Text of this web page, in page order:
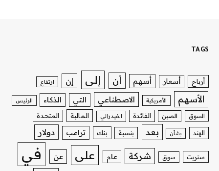
TAGS
أرباح أسعار أسهم أن إلى إن ارتفاع
الأسهم الأمريكية الاصطناعي التي الذكاء الرئيس
السوق الصين الفائدة الفيدرالي المالية المتحدة
الهند بشأن بعد بنسبة بنك ترامب دولار
ستريت سوق شركة عام على عن في